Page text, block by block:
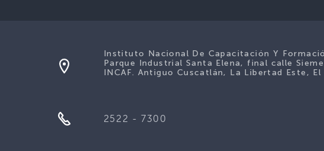
Instituto Nacional De Capacitación Y
Parque Industrial Santa Elena, final calle
INCAF. Antiguo Cuscatlán, La Libertad Este, El
2522 - 7300